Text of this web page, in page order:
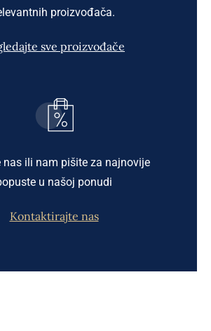
proizvođača.
sve proizvođače
nas ili nam pišite za najnovije
u našoj ponudi
Kontaktirajte nas